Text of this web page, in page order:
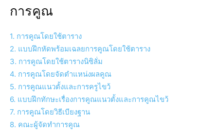
การคูณ
1. การคูณโดยใช้ตาราง
2. แบบฝึกหัดพร้อมเฉลยการคูณโดยใช้ตาราง
3. การคูณโดยใช้ตารางนิซิลั่ม
4. การคูณโดยจัดตำแหน่งผลคูณ
5. การคูณแนวตั้งและการครูไขว้
6. แบบฝึกทักษะเรื่องการคูณแนวตั้งและการคูณไขว้
7. การคูณโดยวิธีเบียงฐาน
8. คณะผู้จัดทำการคูณ